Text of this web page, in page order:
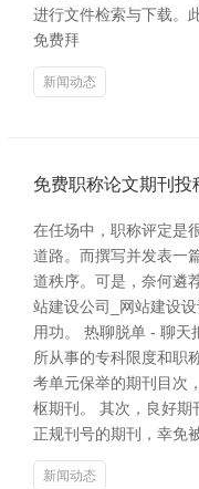
进行文件检索与下载。
免费拜
新闻动态
免费职称论文期刊投
在任场中，职称评定是
道路。而撰写并发表一
道秩序。可是，奈何遴
站建设公司_网站建设
用功。 热聊脱单 - 聊天
所从事的专科限度和职
考单元保举的期刊目次
枢期刊。 其次，良好期
正规刊号的期刊，幸免
新闻动态